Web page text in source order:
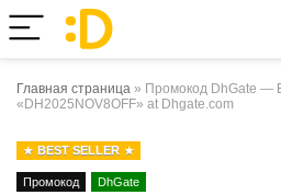
Главная страница » Промокод DhGate —
«DH2025NOV8OFF» at Dhgate.com
BEST SELLER
Промокод DhGate